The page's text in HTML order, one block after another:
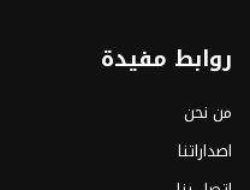
روابط مفيدة
من نحن
اصداراتنا